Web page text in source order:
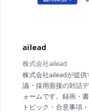
ailead
株式会社ailead
株式会社aileadが提
議・採用面接の対話
ォームです。録画・
トピック・合意事項